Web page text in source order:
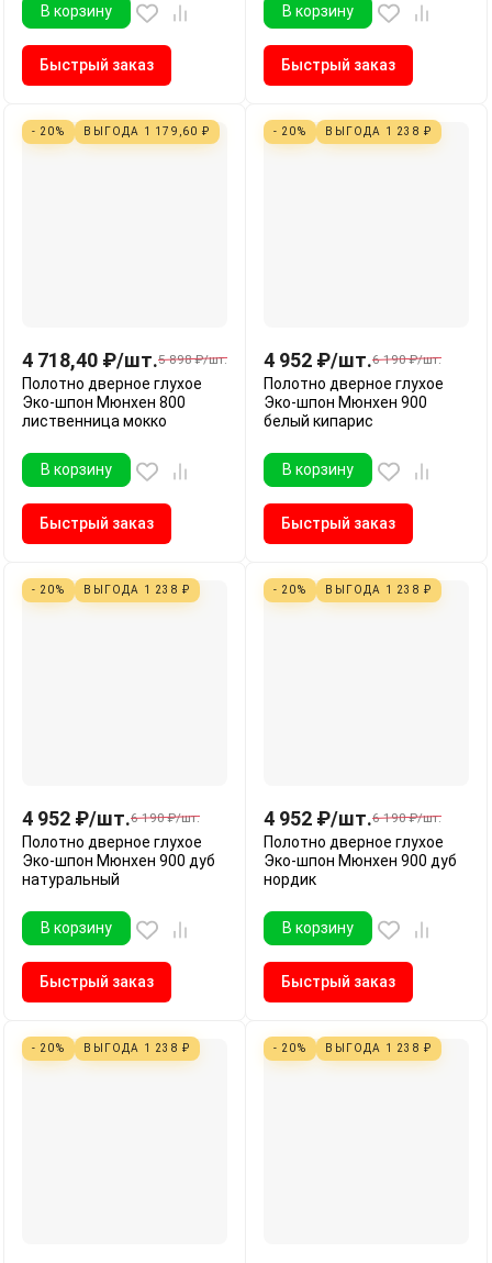
В корзину
Быстрый заказ
В корзину
Быстрый заказ
- 20% ВЫГОДА 1 179,60 ₽
4 718,40 ₽/шт.5 898 ₽/шт.
Полотно дверное глухое
Эко-шпон Мюнхен 800
лиственница мокко
В корзину
Быстрый заказ
- 20% ВЫГОДА 1 238 ₽
4 952 ₽/шт.6 190 ₽/шт.
Полотно дверное глухое
Эко-шпон Мюнхен 900
белый кипарис
В корзину
Быстрый заказ
- 20% ВЫГОДА 1 238 ₽
4 952 ₽/шт.6 190 ₽/шт.
Полотно дверное глухое
Эко-шпон Мюнхен 900 дуб
натуральный
В корзину
Быстрый заказ
- 20% ВЫГОДА 1 238 ₽
4 952 ₽/шт.6 190 ₽/шт.
Полотно дверное глухое
Эко-шпон Мюнхен 900 дуб
нордик
В корзину
Быстрый заказ
- 20% ВЫГОДА 1 238 ₽ - 20% ВЫГОДА 1 238 ₽